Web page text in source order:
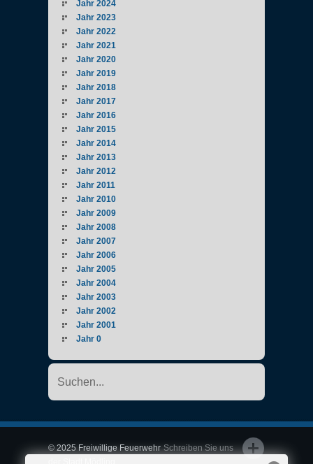
Jahr 2024
Jahr 2023
Jahr 2022
Jahr 2021
Jahr 2020
Jahr 2019
Jahr 2018
Jahr 2017
Jahr 2016
Jahr 2015
Jahr 2014
Jahr 2013
Jahr 2012
Jahr 2011
Jahr 2010
Jahr 2009
Jahr 2008
Jahr 2007
Jahr 2006
Jahr 2005
Jahr 2004
Jahr 2003
Jahr 2002
Jahr 2001
Jahr 0
Schreiben Sie uns
© 2025 Freiwillige Feuerwehr